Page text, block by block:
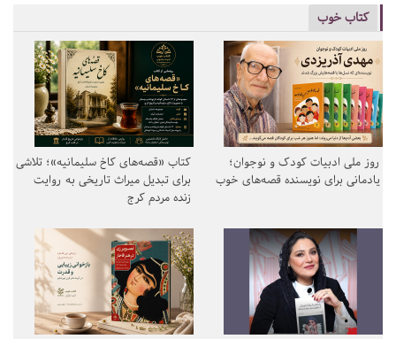
کتاب خوب
روز ملی ادبیات کودک و نوجوان؛
یادمانی برای نویسنده قصه‌های خوب
کتاب «قصه‌های کاخ سلیمانیه»؛ تلاشی
برای تبدیل میراث تاریخی به روایت
زنده مردم کرج